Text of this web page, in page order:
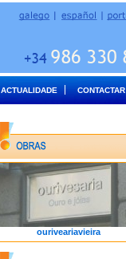
ACTUALIDADE CONTACTAR
ouriveariavieira